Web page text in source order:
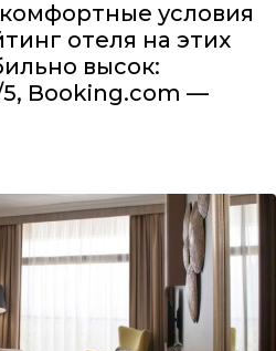
условия
отеля на этих
высок:
Booking.com —